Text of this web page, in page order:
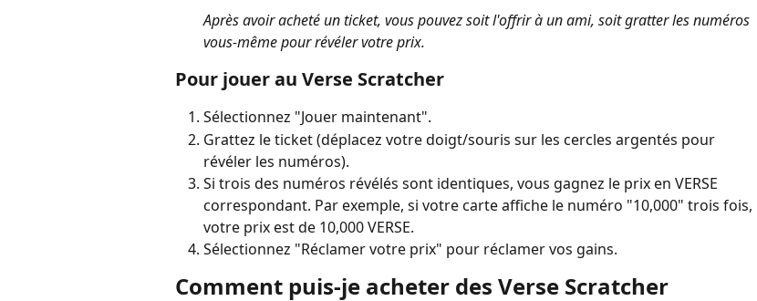
Après avoir acheté un ticket, vous pouvez soit l'offrir à un ami, soit gratter les numéros
vous-même pour révéler votre prix.
Pour jouer au Verse Scratcher
Sélectionnez "Jouer maintenant".
Grattez le ticket (déplacez votre doigt/souris sur les cercles argentés pour
révéler les numéros).
Si trois des numéros révélés sont identiques, vous gagnez le prix en VERSE
correspondant. Par exemple, si votre carte affiche le numéro "10,000" trois fois,
votre prix est de 10,000 VERSE.
Sélectionnez "Réclamer votre prix" pour réclamer vos gains.
Comment puis-je acheter des Verse Scratcher